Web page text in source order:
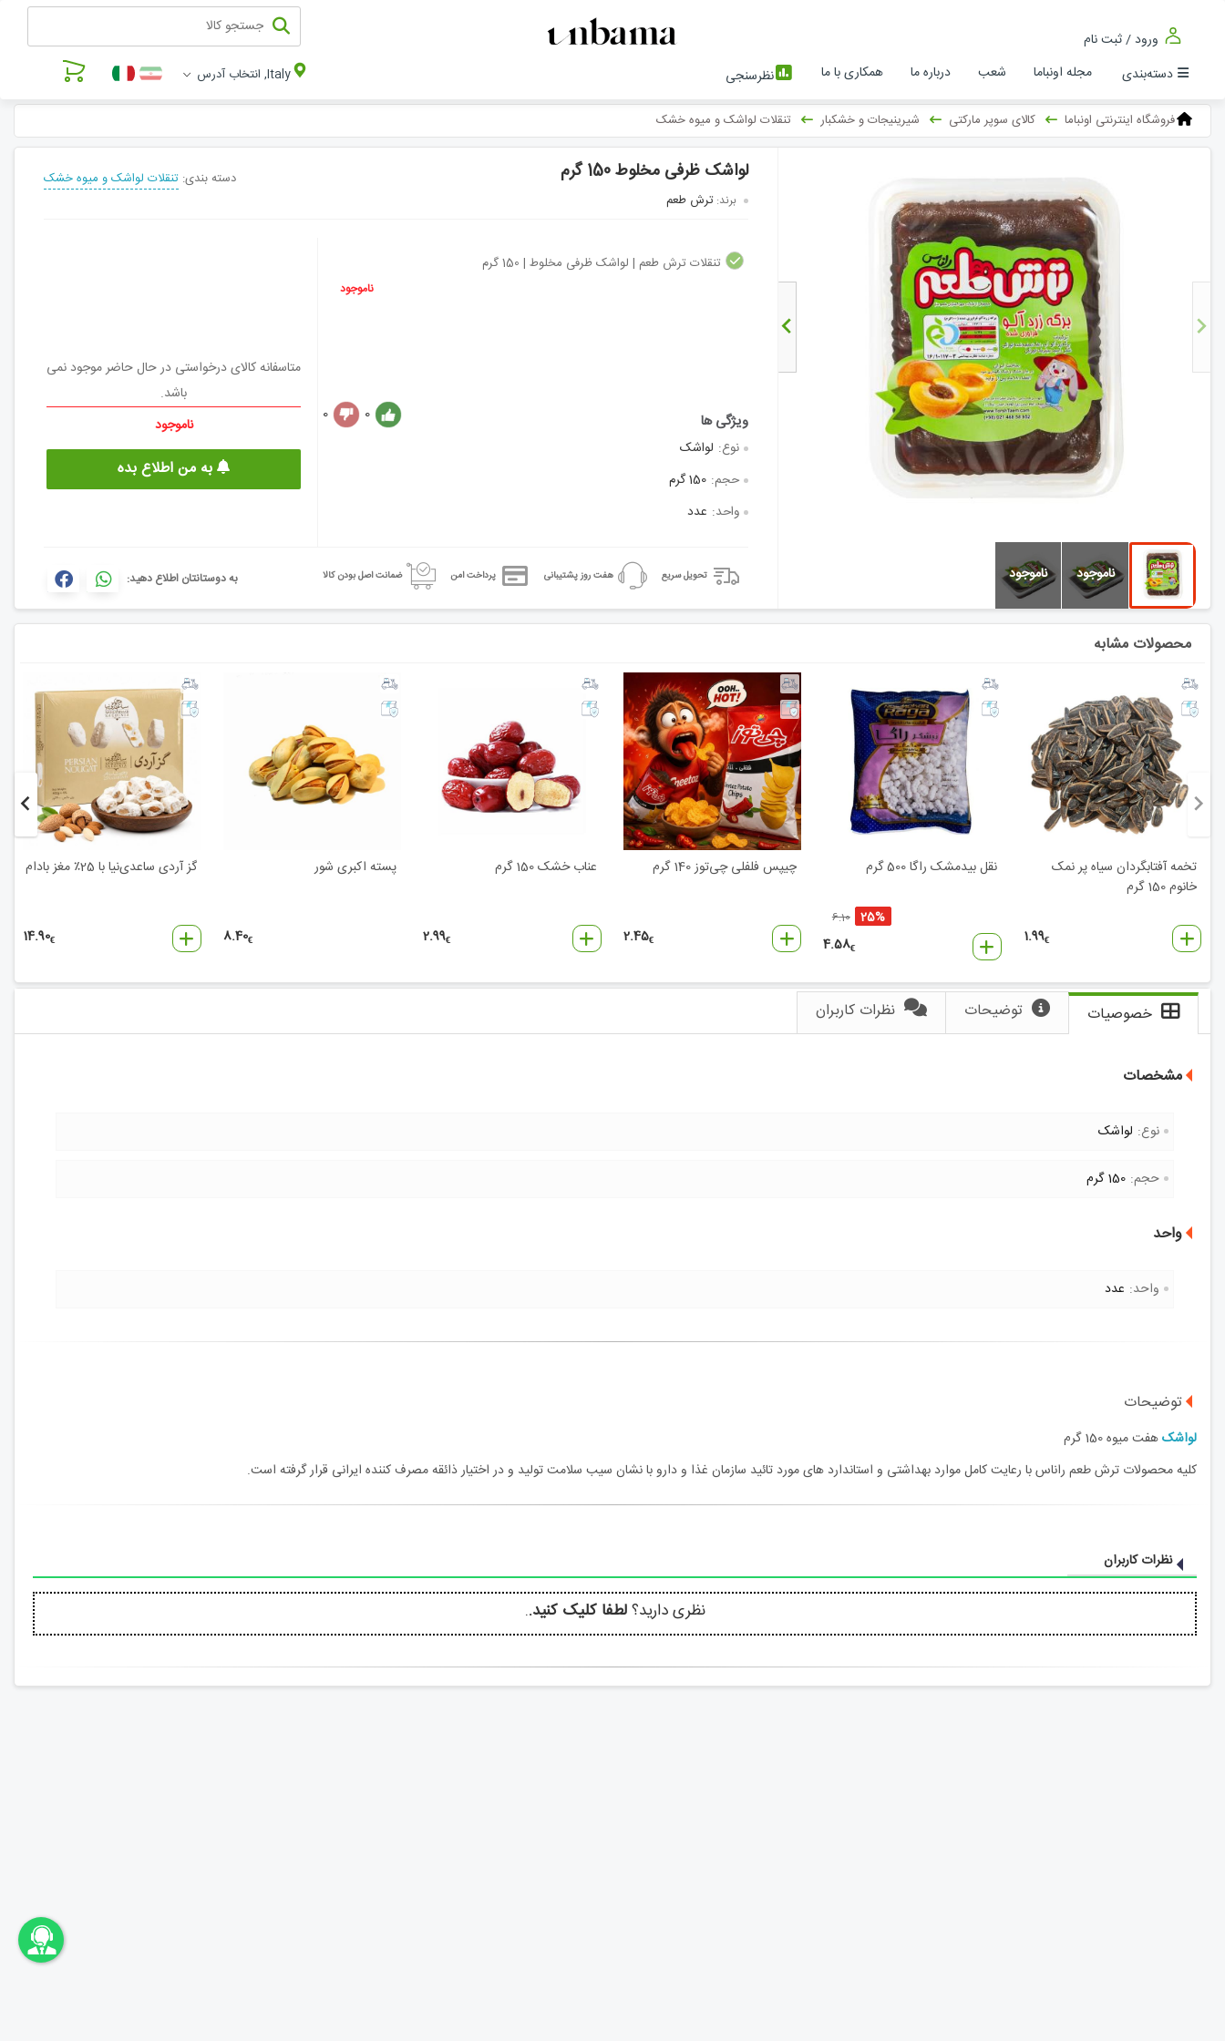
ورود / ثبت نام
دسته‌بندی
مجله اونباما شعب درباره ما همکاری با ما نظرسنجی Italy, انتخاب آدرس
فروشگاه اینترنتی اونباما کالای سوپر مارکتی شیرینیجات و خشکبار تنقلات لواشک و میوه خشک
لواشک ظرفی مخلوط 150 گرم
برند:ترش طعم
دسته بندی: تنقلات لواشک و میوه خشک
تنقلات ترش طعم | لواشک ظرفی مخلوط | 150 گرم
ناموجود
نوع: لواشک
حجم: 150 گرم
واحد: عدد
0
0
متاسفانه کالای درخواستی در حال حاضر موجود نمی
باشد.
ناموجود
به من اطلاع بده
تحویل سریع هفت روز پشتیبانی پرداخت امن ضمانت اصل بودن کالا به دوستانتان اطلاع دهید:
محصولات مشابه
تخمه آفتابگردان سیاه پر نمک
خانوم 150 گرم
1.99€
نقل بیدمشک راگا 500 گرم
25%
6.10
4.58€
چیپس فلفلی چی‌توز 140 گرم
2.45€
عناب خشک 150 گرم
2.99€
پسته اکبری شور
8.40€
گز آردی ساعدی‌نیا با 25٪ مغز بادام
14.90€
خصوصیات توضیحات نظرات کاربران
مشخصات
نوع: لواشک
حجم: 150 گرم
واحد
واحد: عدد
توضیحات
لواشکهفت میوه 150 گرم
کلیه محصولات ترش طعم راناس با رعایت کامل موارد بهداشتی و استاندارد های مورد تائید سازمان غذا و دارو با نشان سیب سلامت تولید و در اختیار ذائقه مصرف کننده ایرانی قرار گرفته است.
نظرات کاربران
نظری دارید؟لطفا کلیک کنید..